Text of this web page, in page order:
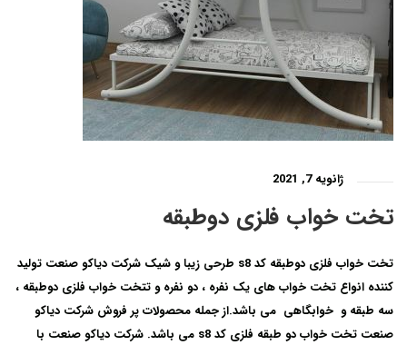
ژانویه 7, 2021
تخت خواب فلزی دوطبقه
تخت خواب فلزی دوطبقه کد s8 طرحی زیبا و شیک شرکت دیاکو صنعت تولید
کننده انواع تخت خواب های یک نفره ، دو نفره و تتخت خواب فلزی دوطبقه ،
سه طبقه و خوابگاهی می باشد.از جمله محصولات پر فروش شرکت دیاکو
صنعت تخت خواب دو طبقه فلزی کد s8 می باشد. شرکت دیاکو صنعت با